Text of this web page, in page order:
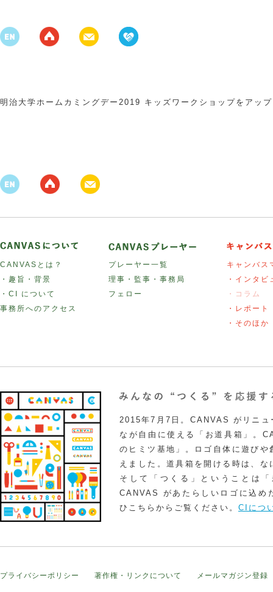
明治大学ホームカミングデー2019 キッズワークショップをアッ
CANVASとは？
・趣旨・背景
・CI について
事務所へのアクセス
プレーヤー一覧
理事・監事・事務局
フェロー
キャンバス
・インタビ
・コラム
・レポート
・そのほか
2015年7月7日。CANVAS がリニュ
なが自由に使える「お道具箱」。
のヒミツ基地」。ロゴ自体に遊び
えました。道具箱を開ける時は、
そして「つくる」ということは
CANVAS があたらしいロゴに込め
ひこちらからご覧ください。 CIにつ
プライバシーポリシー 著作権・リンクについて メールマガジン登録